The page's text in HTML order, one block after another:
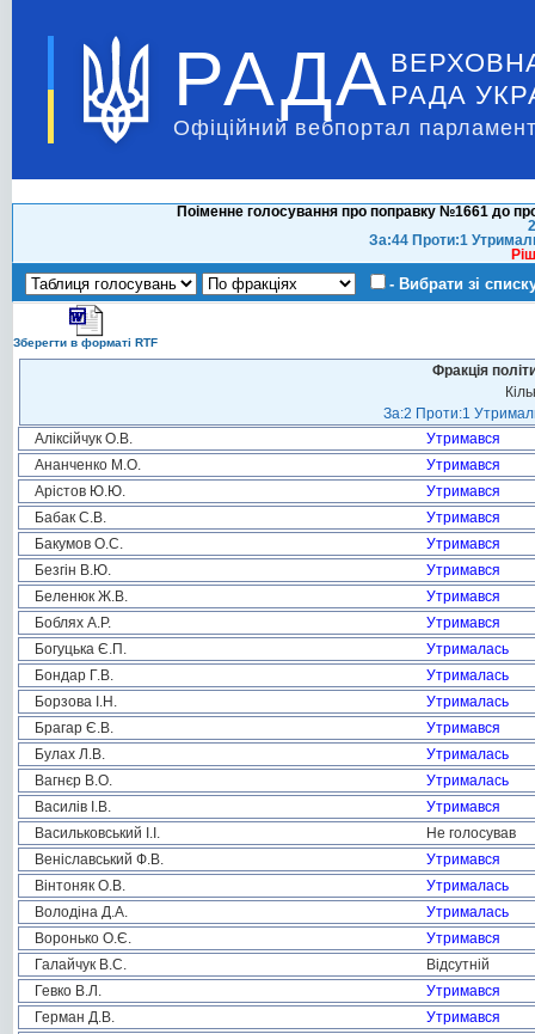
РАДА РАДА
Офіційний вебпортал
Поіменне голосування про поправку №1661 до
За:44 Проти:1
- Вибрати зі
Зберегти в форматі RTF
Фракція
За:2 Проти:1
Аліксійчук О.В.
Утримався
Ананченко М.О.
Утримався
Арістов Ю.Ю.
Утримався
Бабак С.В.
Утримався
Бакумов О.С.
Утримався
Безгін В.Ю.
Утримався
Беленюк Ж.В.
Утримався
Боблях А.Р.
Утримався
Богуцька Є.П.
Утрималась
Бондар Г.В.
Утрималась
Борзова І.Н.
Утрималась
Брагар Є.В.
Утримався
Булах Л.В.
Утрималась
Вагнєр В.О.
Утрималась
Василів І.В.
Утримався
Васильковський І.І.
Не голосував
Веніславський Ф.В.
Утримався
Вінтоняк О.В.
Утрималась
Володіна Д.А.
Утрималась
Воронько О.Є.
Утримався
Галайчук В.С.
Відсутній
Гевко В.Л.
Утримався
Герман Д.В.
Утримався